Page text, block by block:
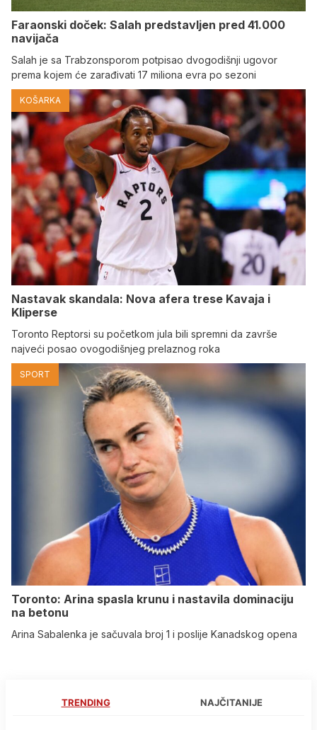
Faraonski doček: Salah predstavljen pred 41.000
navijača
Salah je sa Trabzonsporom potpisao dvogodišnji ugovor
prema kojem će zarađivati 17 miliona evra po sezoni
KOŠARKA
Nastavak skandala: Nova afera trese Kavaja i
Kliperse
Toronto Reptorsi su početkom jula bili spremni da završe
najveći posao ovogodišnjeg prelaznog roka
SPORT
Toronto: Arina spasla krunu i nastavila dominaciju
na betonu
Arina Sabalenka je sačuvala broj 1 i poslije Kanadskog opena
TRENDING NAJČITANIJE